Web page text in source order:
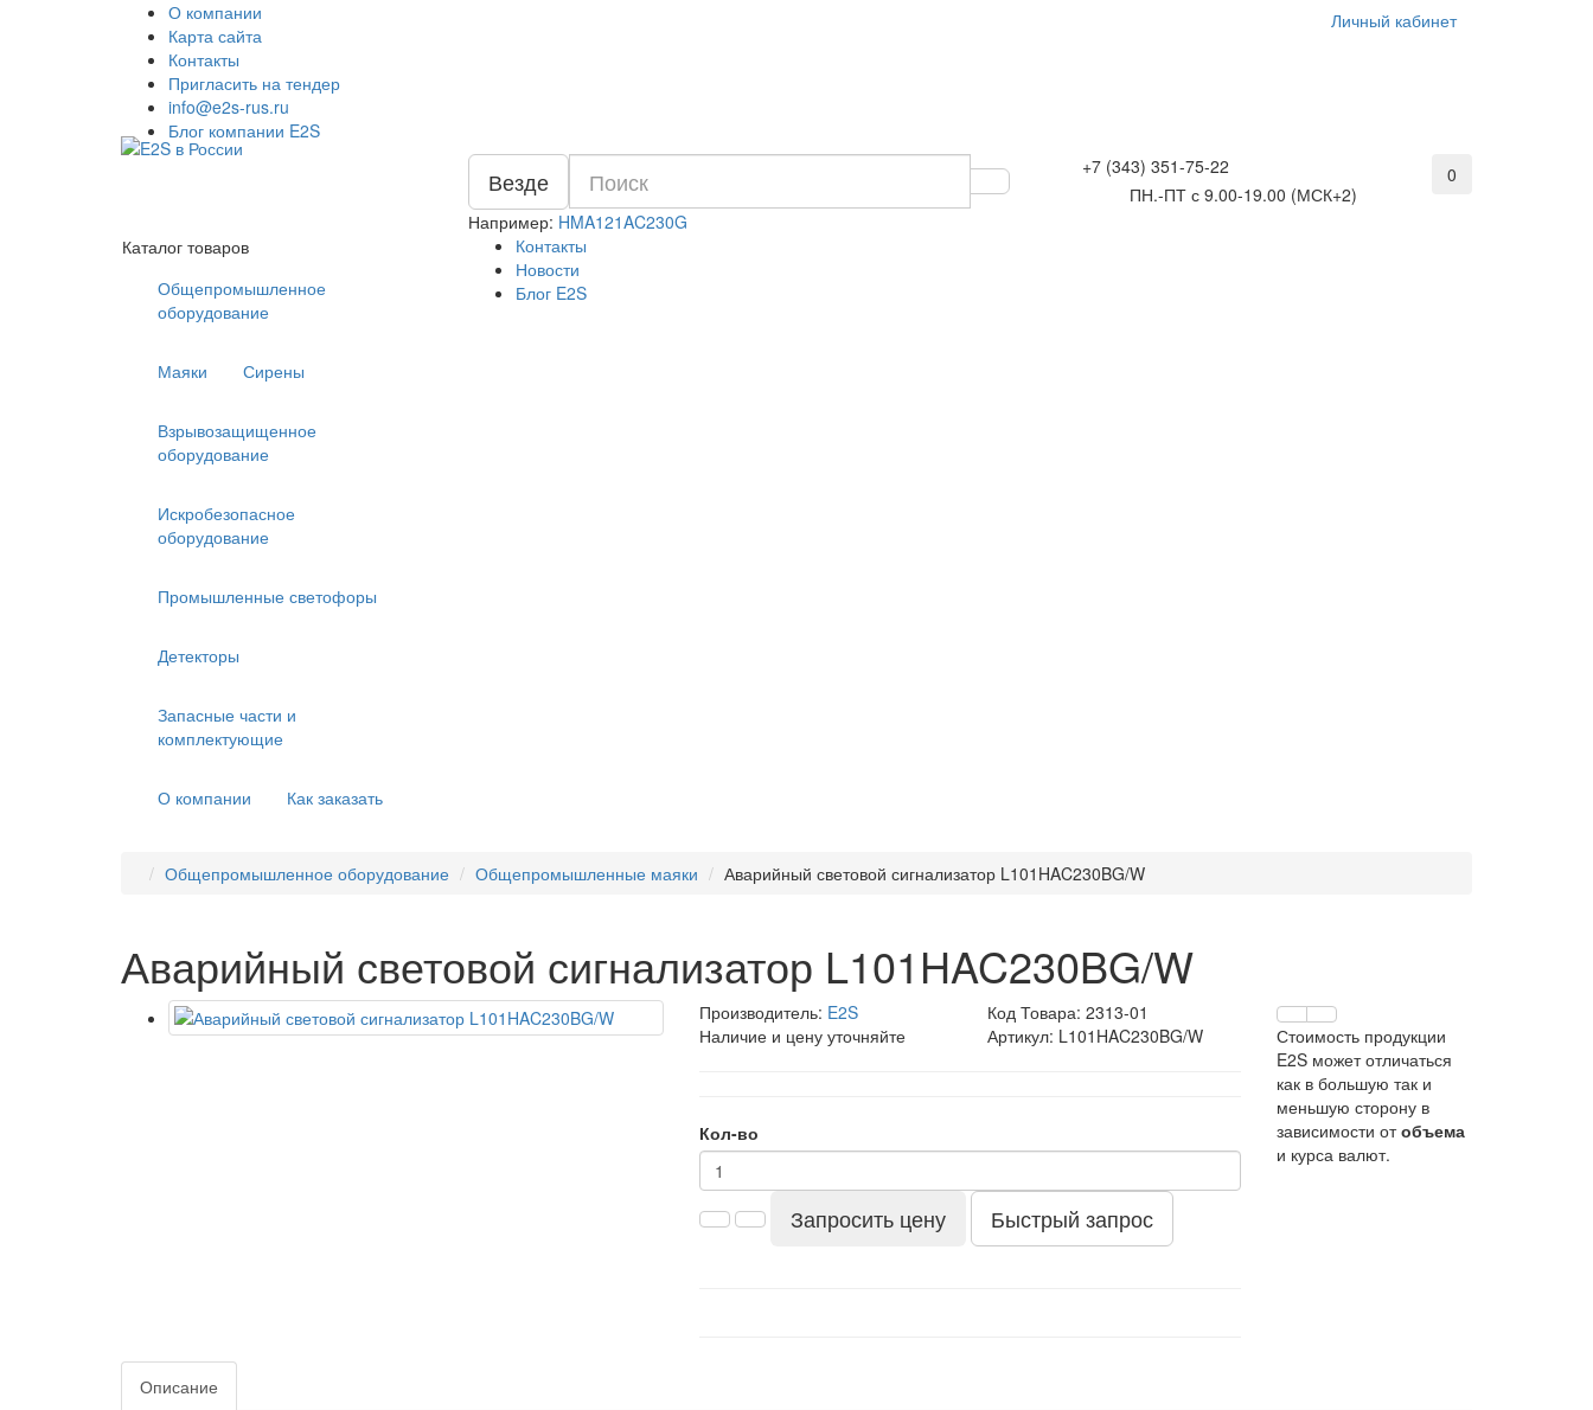
Личный кабинет
О компании
Карта сайта
Контакты
Пригласить на тендер
info@e2s-rus.ru
Блог компании E2S
+7 (343) 351-75-22
ПН.-ПТ с 9.00-19.00 (МСК+2)
0
Везде
Например: HMA121AC230G
Контакты
Новости
Блог E2S
Каталог товаров
Общепромышленное
оборудование
Маяки Сирены
Взрывозащищенное
оборудование
Искробезопасное
оборудование
Промышленные светофоры
Детекторы
Запасные части и
комплектующие
О компании Как заказать
Общепромышленное оборудование Общепромышленные маяки Аварийный световой сигнализатор L101HAC230BG/W
Аварийный световой сигнализатор L101HAC230BG/W
Производитель: E2S Код Товара:2313-01
Наличие и цену уточняйте
Артикул: L101HAC230BG/W
Кол-во
Запросить цену Быстрый запрос
Стоимость продукции
E2S может отличаться
как в большую так и
меньшую сторону в
зависимости отобъема
и курса валют.
Описание